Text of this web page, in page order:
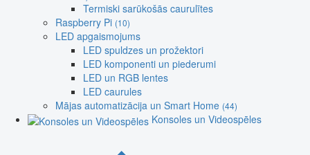
Termiski sarūkošās caurulītes
Raspberry Pi (10)
LED apgaismojums
LED spuldzes un prožektori
LED komponenti un piederumi
LED un RGB lentes
LED caurules
Mājas automatizācija un Smart Home (44)
Konsoles un Videospēles